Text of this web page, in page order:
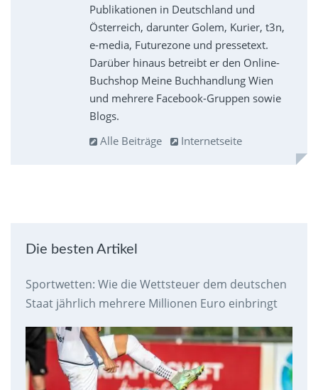
Publikationen in Deutschland und
Österreich, darunter Golem, Kurier, t3n,
e-media, Futurezone und pressetext.
Darüber hinaus betreibt er den Online-
Buchshop Meine Buchhandlung Wien
und mehrere Facebook-Gruppen sowie
Blogs.
Alle Beiträge
Internetseite
Die besten Artikel
Sportwetten: Wie die Wettsteuer dem deutschen
Staat jährlich mehrere Millionen Euro einbringt